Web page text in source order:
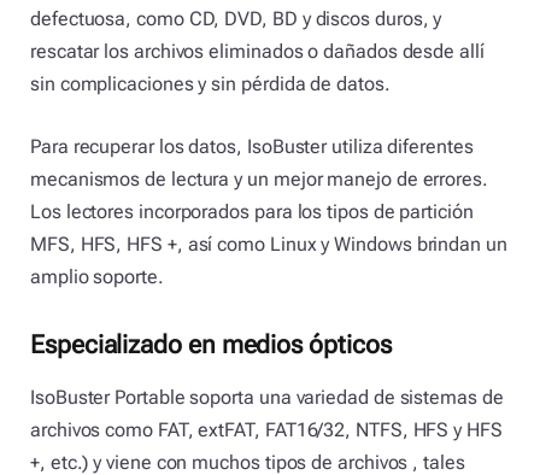
defectuosa, como CD, DVD, BD y discos duros, y
rescatar los archivos eliminados o dañados desde allí
sin complicaciones y sin pérdida de datos.
Para recuperar los datos, IsoBuster utiliza diferentes
mecanismos de lectura y un mejor manejo de errores.
Los lectores incorporados para los tipos de partición
MFS, HFS, HFS +, así como Linux y Windows brindan un
amplio soporte.
Especializado en medios ópticos
IsoBuster Portable soporta una variedad de sistemas de
archivos como FAT, extFAT, FAT16/32, NTFS, HFS y HFS
+, etc.) y viene con muchos tipos de archivos , tales